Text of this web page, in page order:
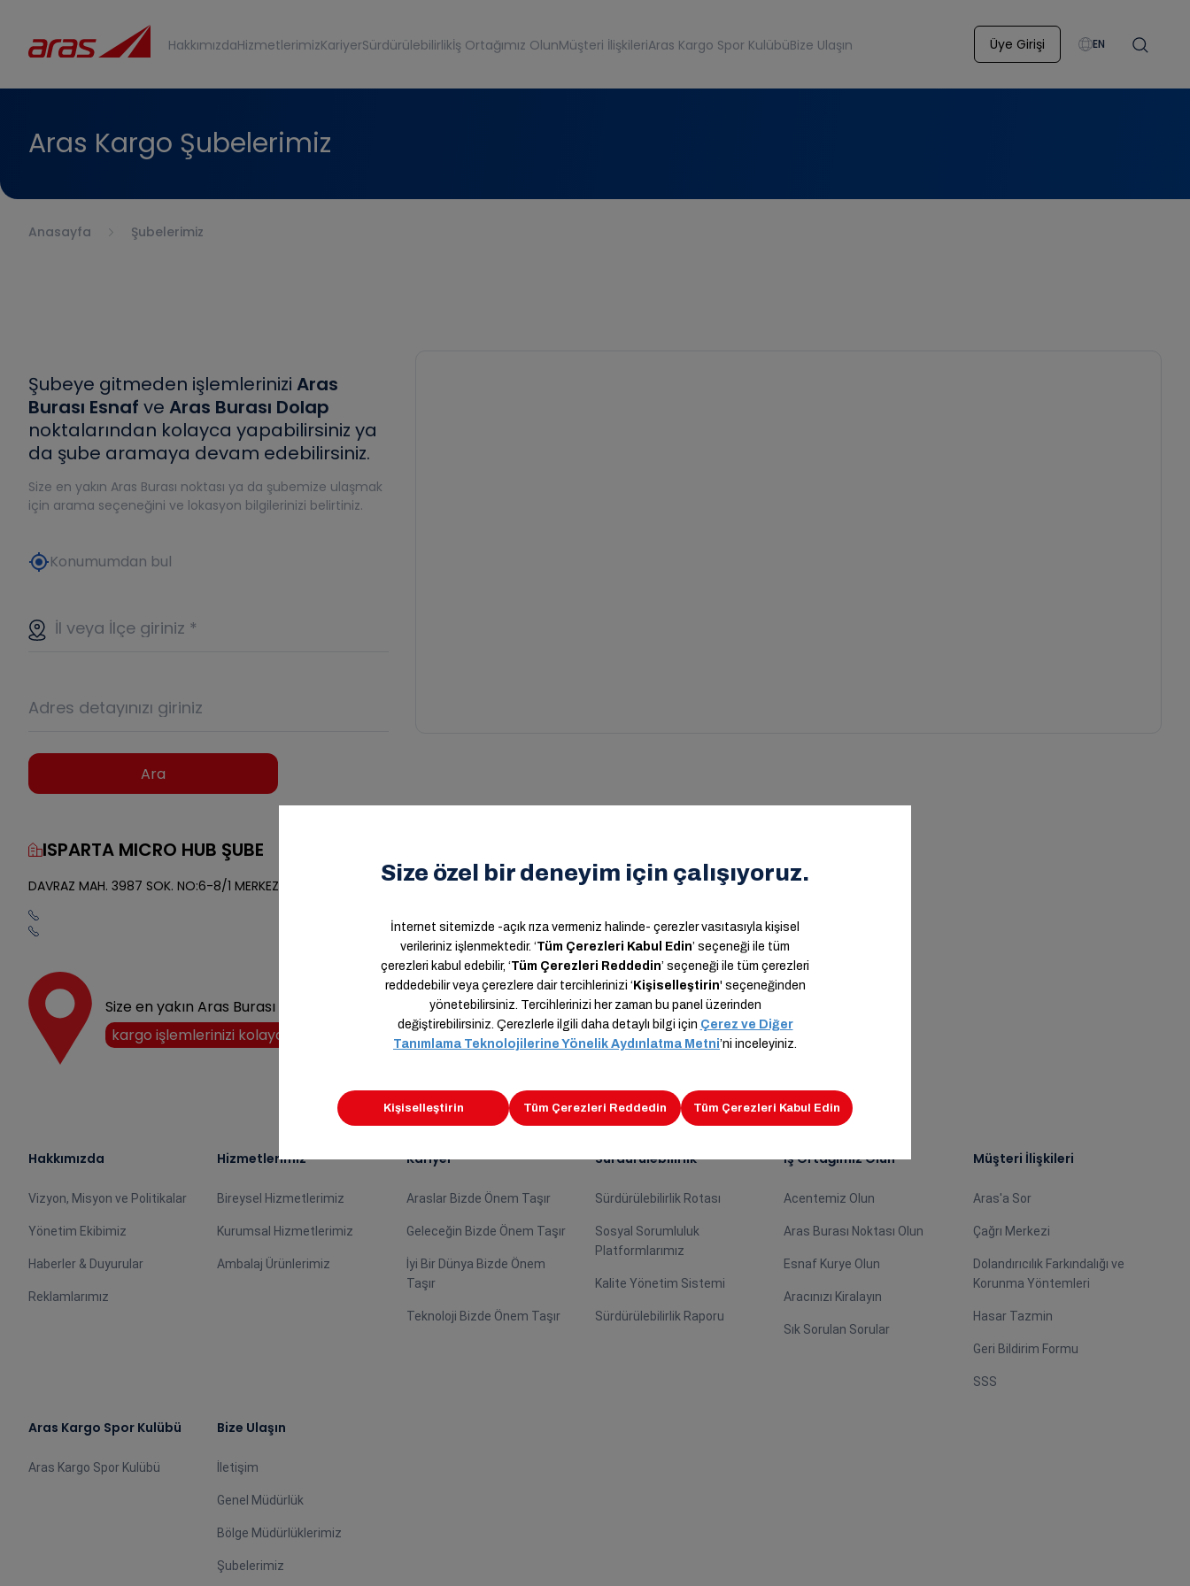
HakkımızdaHizmetlerimizKariyerSürdürülebilirlikİş Ortağımız OlunMüşteri İlişkileriAras Kargo Spor KulübüBize Ulaşın Üye Girişi EN
Aras Kargo Şubelerimiz
Anasayfa Şubelerimiz
Şubeye gitmeden işlemlerinizi Aras
Burası Esnaf ve Aras Burası Dolap
noktalarından kolayca yapabilirsiniz ya
da şube aramaya devam edebilirsiniz.
Size en yakın Aras Burası noktası ya da şubemize ulaşmak
için arama seçeneğini ve lokasyon bilgilerinizi belirtiniz.
my_locationKonumumdan bul
İl veya İlçe giriniz *
Adres detayınızı giriniz
Ara
ISPARTA MICRO HUB ŞUBE
DAVRAZ MAH. 3987 SOK. NO:6-8/1 MERKEZ,ISPARTA
Size en yakın Aras Burası noktasını keşfedin,
kargo işlemlerinizi kolayca halledin!
Hakkımızda
Vizyon, Misyon ve Politikalar
Yönetim Ekibimiz
Haberler & Duyurular
Reklamlarımız
Hizmetlerimiz
Bireysel Hizmetlerimiz
Kurumsal Hizmetlerimiz
Ambalaj Ürünlerimiz
Kariyer
Araslar Bizde Önem Taşır
Geleceğin Bizde Önem Taşır
İyi Bir Dünya Bizde Önem
Taşır
Teknoloji Bizde Önem Taşır
Sürdürülebilirlik
Sürdürülebilirlik Rotası
Sosyal Sorumluluk
Platformlarımız
Kalite Yönetim Sistemi
Sürdürülebilirlik Raporu
İş Ortağımız Olun
Acentemiz Olun
Aras Burası Noktası Olun
Esnaf Kurye Olun
Aracınızı Kiralayın
Sık Sorulan Sorular
Müşteri İlişkileri
Aras'a Sor
Çağrı Merkezi
Dolandırıcılık Farkındalığı ve
Korunma Yöntemleri
Hasar Tazmin
Geri Bildirim Formu
SSS
Aras Kargo Spor Kulübü
Aras Kargo Spor Kulübü
Bize Ulaşın
İletişim
Genel Müdürlük
Bölge Müdürlüklerimiz
Şubelerimiz